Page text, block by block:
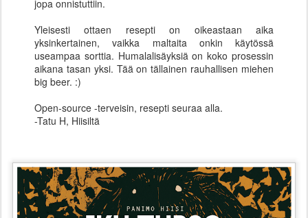
jopa onnistuttiin.
Yleisesti ottaen resepti on oikeastaan aika
yksinkertainen, vaikka maltaita onkin käytössä
useampaa sorttia. Humalalisäyksiä on koko prosessin
aikana tasan yksi. Tää on tällainen rauhallisen miehen
big beer. :)
Open-source -terveisin, resepti seuraa alla.
-Tatu H, Hiisiltä